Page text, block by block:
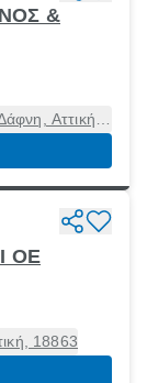
&
Αττική,
ΟΕ
18863